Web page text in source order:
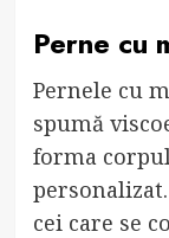
Perne cu
Pernele cu
spumă
forma
cei care se